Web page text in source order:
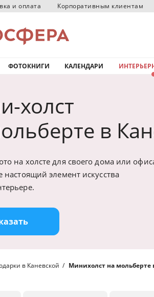
и оплата Корпоративным клиентам
ФОТОКНИГИ КАЛЕНДАРИ
холст
в
на холсте для своего дома или
настоящий элемент искусства
в Каневской Минихолст на мольберте